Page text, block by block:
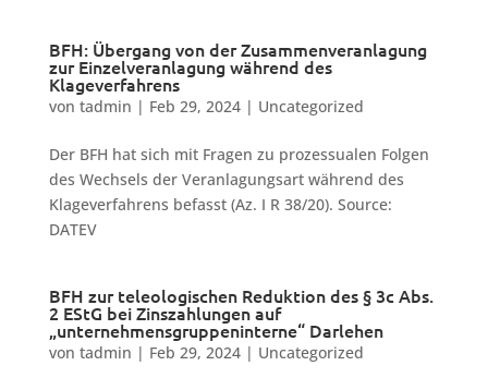
BFH: Übergang von der Zusammenveranlagung
zur Einzelveranlagung während des
Klageverfahrens
von tadmin | Feb 29, 2024| Uncategorized
Der BFH hat sich mit Fragen zu prozessualen Folgen
des Wechsels der Veranlagungsart während des
Klageverfahrens befasst (Az. I R 38/20). Source:
DATEV
BFH zur teleologischen Reduktion des § 3c Abs.
2 EStG bei Zinszahlungen auf
„unternehmensgruppeninterne“ Darlehen
von tadmin | Feb 29, 2024| Uncategorized